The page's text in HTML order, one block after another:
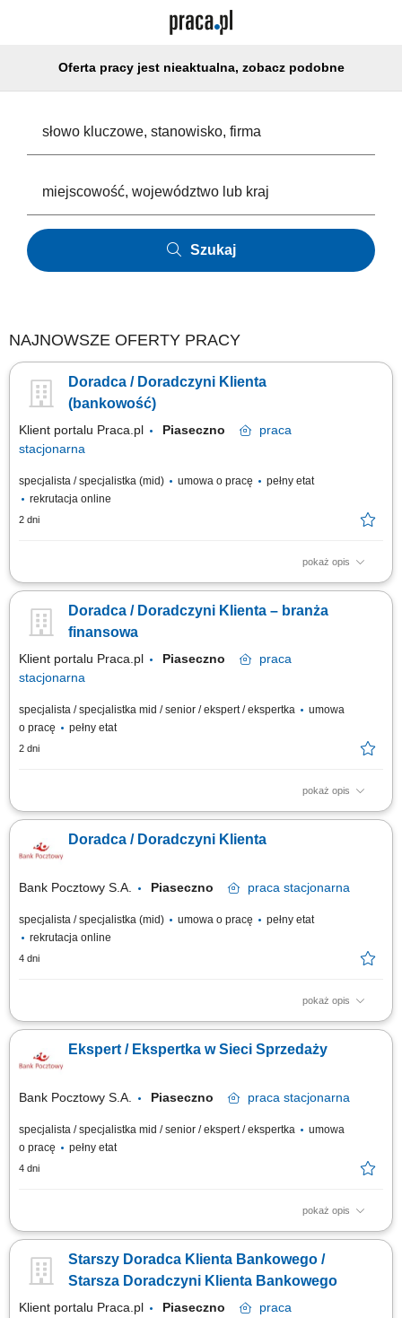
Oferta pracy jest nieaktualna, zobacz podobne
Szukaj
NAJNOWSZE OFERTY PRACY
Doradca / Doradczyni Klienta
(bankowość)
Klient portalu Praca.pl Piaseczno
praca
stacjonarna
specjalista / specjalistka (mid) umowa o pracę
pełny etat
rekrutacja online
2 dni
pokaż opis
obsługa klientów; utrzymywanie dobrych relacji z klientami; realizacja
firm;
Doradca / Doradczyni Klienta – branża
finansowa
Klient portalu Praca.pl Piaseczno
praca
stacjonarna
specjalista / specjalistka mid / senior / ekspert / ekspertka
umowa
o pracę
pełny etat
2 dni
pokaż opis
Aktywne pozyskiwanie klientów i budowanie z nimi długofalowych relacji.
rozwiązań finansowych. Sprzedaż produktów bankowych, w tym funduszy
inwestycyjnych. Operacyjna obsługa klientów indywidualnych i firm z
Doradca / Doradczyni Klienta
Bank Pocztowy S.A. Piaseczno praca stacjonarna
specjalista / specjalistka (mid) umowa o pracę
pełny etat
rekrutacja online
4 dni
pokaż opis
Twój zakres obowiązków diagnozowanie potrzeb i oczekiwań Klientów,
sprzedażowych, kształtowanie pozytywnego wizerunku Banku poprzez
wysoką jakość obsługi, operacyjna obsługa Klientów detalicznych,
Ekspert / Ekspertka w Sieci Sprzedaży
Bank Pocztowy S.A. Piaseczno praca stacjonarna
specjalista / specjalistka mid / senior / ekspert / ekspertka
umowa
o pracę
pełny etat
4 dni
pokaż opis
Twój zakres obowiązków Diagnozowanie potrzeb i oczekiwań Klientów;
relacji; Realizacja celów sprzedażowych; Kształtowanie pozytywnego
wizerunku Banku poprzez wysoką jakość obsługi; Operacyjna obsługa
Starszy Doradca Klienta Bankowego /
Starsza Doradczyni Klienta Bankowego
Klient portalu Praca.pl Piaseczno
praca